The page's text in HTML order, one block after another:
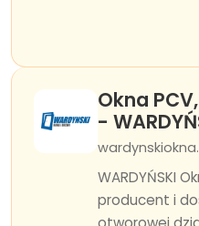
Okna
-
WARDYŃSKI
producent i